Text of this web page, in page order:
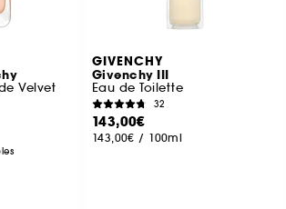
Velvet
GIVENCHY
Givenchy III
Eau de Toilette
32
143,00€
143,00€ / 100ml